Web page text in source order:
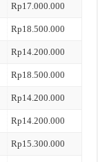
Rp17.000.000
Rp18.500.000
Rp14.200.000
Rp18.500.000
Rp14.200.000
Rp14.200.000
Rp15.300.000